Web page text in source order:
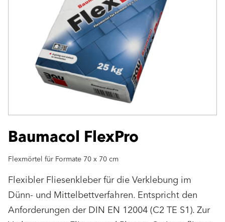
Baumacol FlexPro
Flexmörtel für Formate 70 x 70 cm
Flexibler Fliesenkleber für die Verklebung im
Dünn- und Mittelbettverfahren. Entspricht den
Anforderungen der DIN EN 12004 (C2 TE S1). Zur